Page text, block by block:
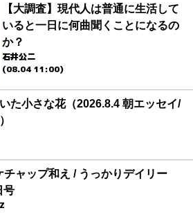
【大調査】現代人は普通に生活して
いると一日に何曲聞くことになるの
か？
石井公二
(08.04 11:00)
た小さな花（2026.8.4 朝エッセイ/
チャップ和え / うっかりデイリー
号